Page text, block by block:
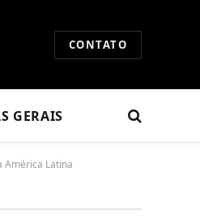
CONTATO
GERAIS
América Latina